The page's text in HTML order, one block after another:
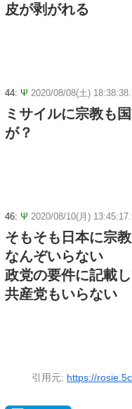
皮が剥がれる
44: Ψ 2020/08/08(土)
ミサイルに宗教も
が？
46: Ψ 2020/08/10(月)
そもそも日本に宗
なんぞいらない
政党の要件に記載
共産党もいらない
引用元: https://